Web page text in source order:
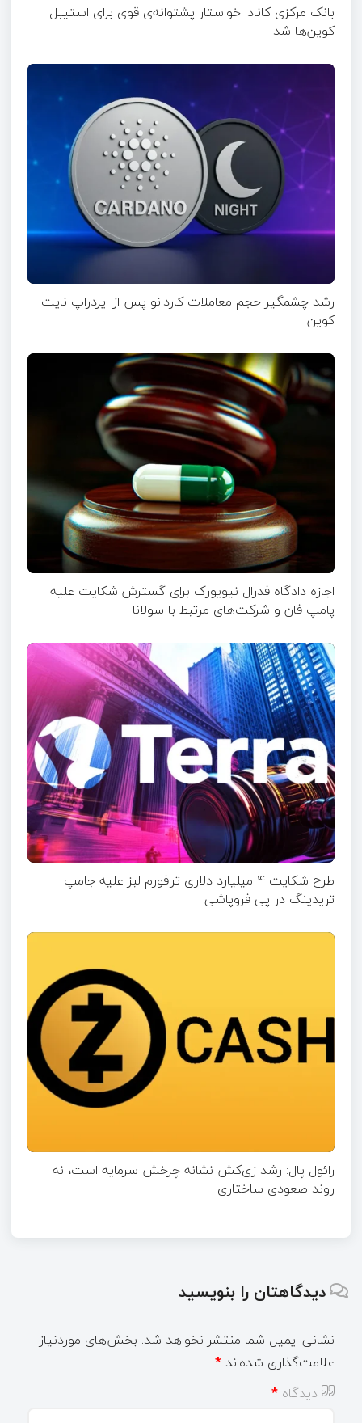
بانک مرکزی کانادا خواستار پشتوانه‌ی قوی برای استیبل
کوین‌ها شد
رشد چشمگیر حجم معاملات کاردانو پس از ایردراپ نایت‌
کوین
اجازه دادگاه فدرال نیویورک برای گسترش شکایت علیه
پامپ فان و شرکت‌های مرتبط با سولانا
طرح شکایت ۴ میلیارد دلاری ترافورم لبز علیه جامپ
تریدینگ در پی فروپاشی
رائول پال: رشد زی‌کش نشانه چرخش سرمایه است، نه
روند صعودی ساختاری
دیدگاهتان را بنویسید
نشانی ایمیل شما منتشر نخواهد شد. بخش‌های موردنیاز
علامت‌گذاری شده‌اند *
دیدگاه *